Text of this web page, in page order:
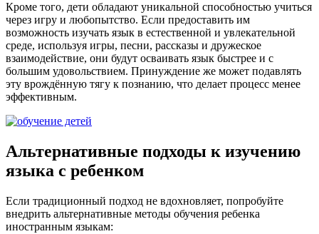
Кроме того, дети обладают уникальной способностью учиться
через игру и любопытство. Если предоставить им
возможность изучать язык в естественной и увлекательной
среде, используя игры, песни, рассказы и дружеское
взаимодействие, они будут осваивать язык быстрее и с
большим удовольствием. Принуждение же может подавлять
эту врождённую тягу к познанию, что делает процесс менее
эффективным.
Альтернативные подходы к изучению
языка с ребенком
Если традиционный подход не вдохновляет, попробуйте
внедрить альтернативные методы обучения ребенка
иностранным языкам: